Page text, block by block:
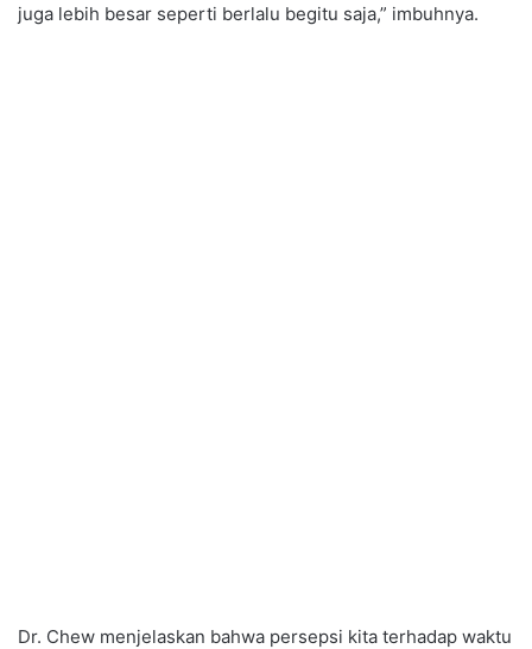
juga lebih besar seperti berlalu begitu saja,” imbuhnya.
Dr. Chew menjelaskan bahwa persepsi kita terhadap waktu